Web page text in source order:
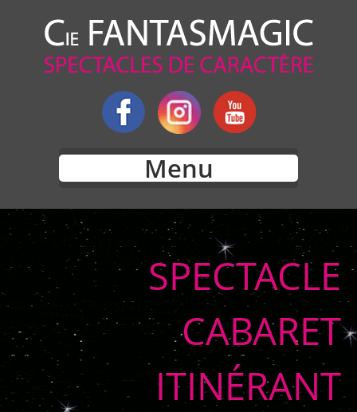
Menu
SPECTACLE
CABARET
ITINÉRANT